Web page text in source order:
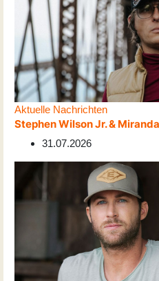
Aktuelle Nachrichten
Stephen Wilson Jr. &
31.07.2026